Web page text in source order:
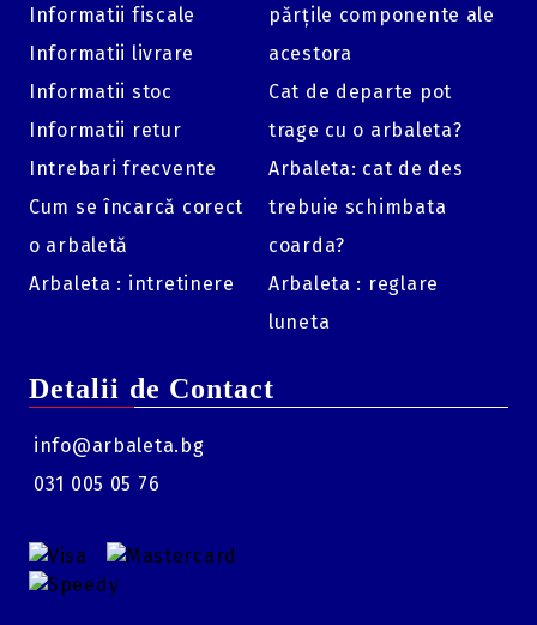
Informatii fiscale
Informatii livrare
Informatii stoc
Informatii retur
Intrebari frecvente
Cum se încarcă corect
o arbaletă
Arbaleta : intretinere
părțile componente ale
acestora
Cat de departe pot
trage cu o arbaleta?
Arbaleta: cat de des
trebuie schimbata
coarda?
Arbaleta : reglare
luneta
Detalii de Contact
info@arbaleta.bg
031 005 05 76